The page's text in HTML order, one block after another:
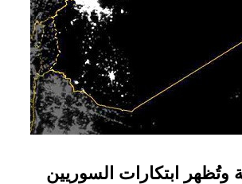
وتُظهر ابتكارات السوريين